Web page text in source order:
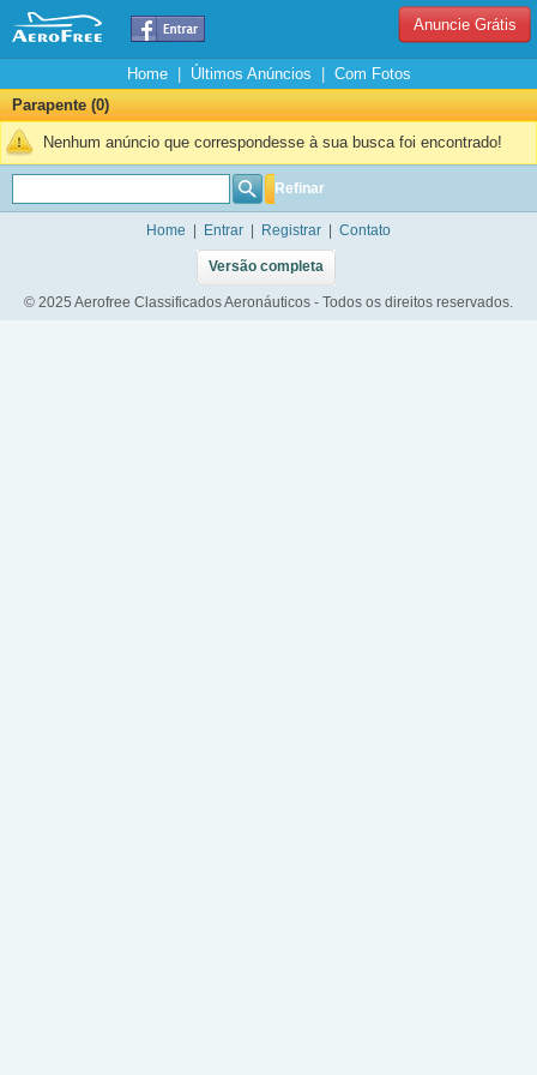
Anuncie Grátis
Home| Últimos Anúncios
Com Fotos
Parapente (0)
Nenhum anúncio que correspondesse à sua busca foi encontrado!
Refinar
Home Entrar Registrar Contato
Versão completa
© 2025 Aerofree Classificados Aeronáuticos - Todos os direitos reservados.